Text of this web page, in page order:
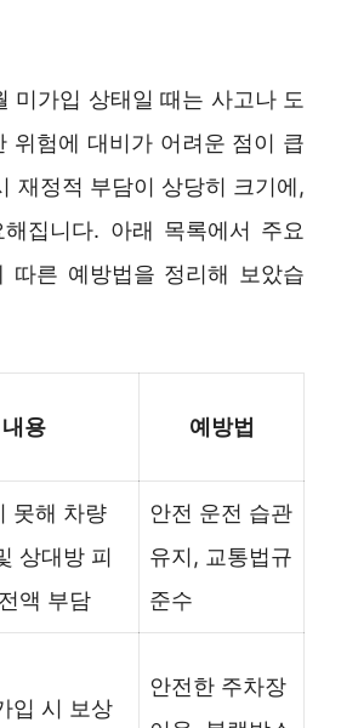
미가입 상태일 때는 사고나 도
위험에 대비가 어려운 점이 큽
재정적 부담이 상당히 크기에,
집니다. 아래 목록에서 주요
따른 예방법을 정리해 보았습
내용 예방법
못해 차량
상대방 피
액 부담
안전 운전 습관
유지, 교통법규
준수
입 시 보상
안전한 주차장